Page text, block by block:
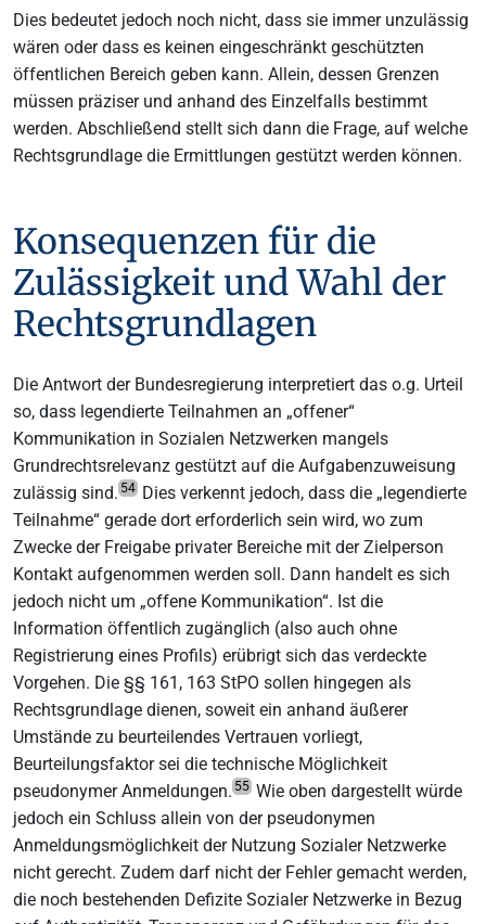
Dies bedeutet jedoch noch nicht, dass sie immer unzulässig
wären oder dass es keinen eingeschränkt geschützten
öffentlichen Bereich geben kann. Allein, dessen Grenzen
müssen präziser und anhand des Einzelfalls bestimmt
werden. Abschließend stellt sich dann die Frage, auf welche
Rechtsgrundlage die Ermittlungen gestützt werden können.
Konsequenzen für die
Zulässigkeit und Wahl der
Rechtsgrundlagen
Die Antwort der Bundesregierung interpretiert das o.g. Urteil
so, dass legendierte Teilnahmen an „offener“
Kommunikation in Sozialen Netzwerken mangels
Grundrechtsrelevanz gestützt auf die Aufgabenzuweisung
zulässig sind. 54 Dies verkennt jedoch, dass die „legendierte
Teilnahme“ gerade dort erforderlich sein wird, wo zum
Zwecke der Freigabe privater Bereiche mit der Zielperson
Kontakt aufgenommen werden soll. Dann handelt es sich
jedoch nicht um „offene Kommunikation“. Ist die
Information öffentlich zugänglich (also auch ohne
Registrierung eines Profils) erübrigt sich das verdeckte
Vorgehen. Die §§ 161, 163 StPO sollen hingegen als
Rechtsgrundlage dienen, soweit ein anhand äußerer
Umstände zu beurteilendes Vertrauen vorliegt,
Beurteilungsfaktor sei die technische Möglichkeit
pseudonymer Anmeldungen. 55 Wie oben dargestellt würde
jedoch ein Schluss allein von der pseudonymen
Anmeldungsmöglichkeit der Nutzung Sozialer Netzwerke
nicht gerecht. Zudem darf nicht der Fehler gemacht werden,
die noch bestehenden Defizite Sozialer Netzwerke in Bezug